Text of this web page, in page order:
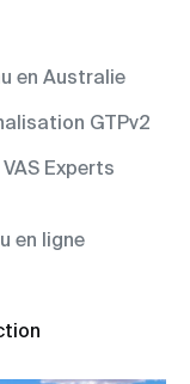
en Australie
GTPv2
Experts
en ligne